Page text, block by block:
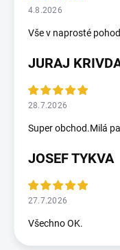
4.8.2026
Vše v naprosté
JURAJ
28.7.2026
Super obchod.Milá
JOSEF TYKVA
27.7.2026
Všechno OK.